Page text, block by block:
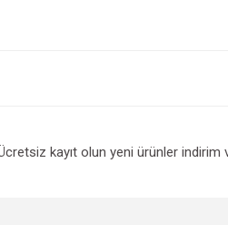
hatalar bulunuyor.
kayıt olun yeni ürünler